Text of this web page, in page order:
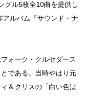
グル5枚全10曲を提供し
ルバム『サウンド・ナ
ォーク・クルセダース
である。当時やはり元
＆クリスの「白い色は